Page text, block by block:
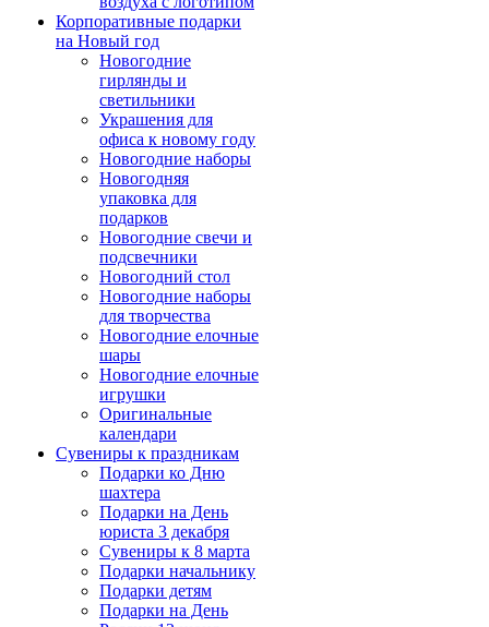
Корпоративные подарки
на Новый год
Новогодние
гирлянды и
светильники
Украшения для
офиса к новому году
Новогодние наборы
Новогодняя
упаковка для
подарков
Новогодние свечи и
подсвечники
Новогодний стол
Новогодние наборы
для творчества
Новогодние елочные
шары
Новогодние елочные
игрушки
Оригинальные
календари
Сувениры к праздникам
Подарки ко Дню
шахтера
Подарки на День
юриста 3 декабря
Сувениры к 8 марта
Подарки начальнику
Подарки детям
Подарки на День